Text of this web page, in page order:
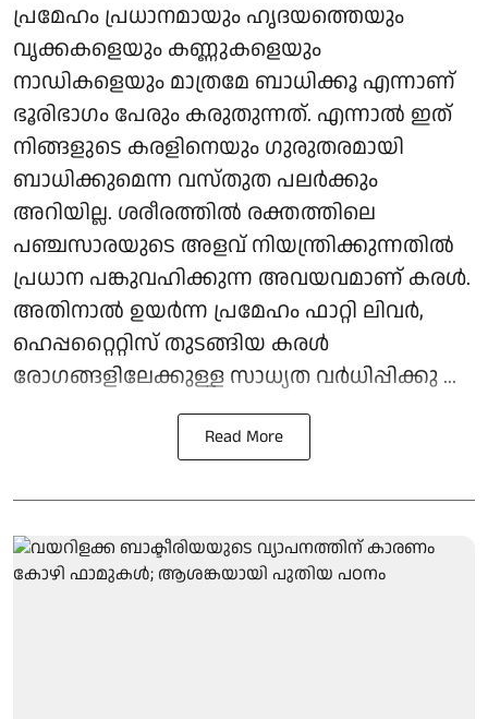
പ്രമേഹം പ്രധാനമായും ഹൃദയത്തെയും
വൃക്കകളെയും കണ്ണുകളെയും
നാഡികളെയും മാത്രമേ ബാധിക്കൂ എന്നാണ്
ഭൂരിഭാഗം പേരും കരുതുന്നത്. എന്നാൽ ഇത്
നിങ്ങളുടെ കരളിനെയും ഗുരുതരമായി
ബാധിക്കുമെന്ന വസ്തുത പലർക്കും
അറിയില്ല. ശരീരത്തിൽ രക്തത്തിലെ
പഞ്ചസാരയുടെ അളവ് നിയന്ത്രിക്കുന്നതിൽ
പ്രധാന പങ്കുവഹിക്കുന്ന അവയവമാണ് കരൾ.
അതിനാൽ ഉയർന്ന പ്രമേഹം ഫാറ്റി ലിവർ,
ഹെപ്പറ്റൈറ്റിസ് തുടങ്ങിയ കരൾ
രോഗങ്ങളിലേക്കുള്ള സാധ്യത വർധിപ്പിക്കു ...
Read More